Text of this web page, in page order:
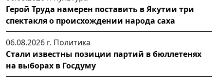
Герой Труда намерен поставить в Якутии три
спектакля о происхождении народа саха
06.08.2026 г. Политика
Стали известны позиции партий в бюллетенях
на выборах в Госдуму